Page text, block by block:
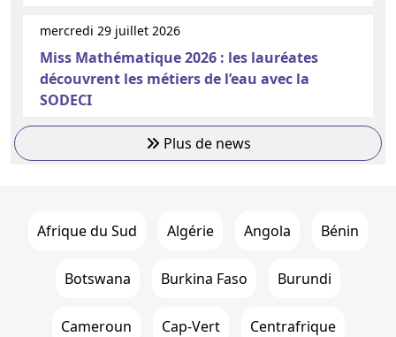
mercredi 29 juillet 2026
Miss Mathématique 2026 : les lauréates
découvrent les métiers de l’eau avec la
SODECI
Plus de news
Afrique du Sud Algérie Angola Bénin
Botswana Burkina Faso Burundi
Cameroun Cap-Vert Centrafrique